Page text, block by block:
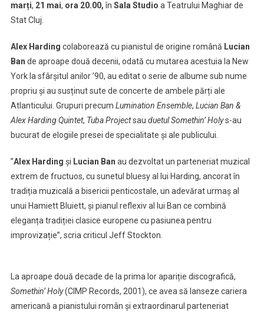
și
marți, 21 mai, ora 20.00,în Sala Studio a Teatrului Maghiar de
Stat Cluj.
Alex Harding colaborează cu pianistul de origine română Lucian
Ban de aproape două decenii, odată cu mutarea acestuia la New
York la sfârșitul anilor ’90, au editat o serie de albume sub nume
propriu și au susținut sute de concerte de ambele părți ale
Atlanticului. Grupuri precum Lumination Ensemble, Lucian Ban &
Alex Harding Quintet, Tuba Projectsau duetul Somethin’ Holys-au
bucurat de elogiile presei de specialitate și ale publicului.
”Alex Harding și Lucian Ban au dezvoltat un parteneriat muzical
extrem de fructuos, cu sunetul bluesy al lui Harding, ancorat în
tradiția muzicală a bisericii penticostale, un adevărat urmaș al
unui Hamiett Bluiett, și pianul reflexiv al lui Ban ce combină
eleganța tradiției clasice europene cu pasiunea pentru
improvizație”, scria criticul Jeff Stockton.
La aproape două decade de la prima lor apariție discografică,
Somethin’ Holy(CIMP Records, 2001), ce avea să lanseze cariera
americană a pianistului român și extraordinarul parteneriat